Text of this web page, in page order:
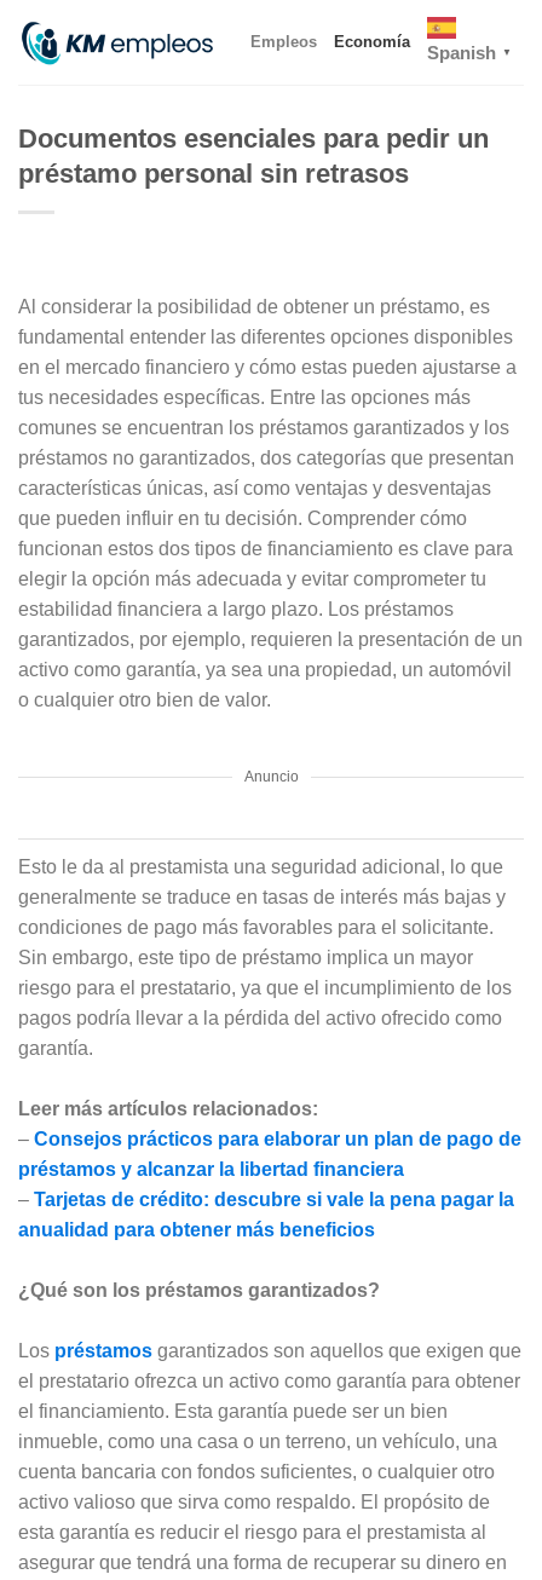
Empleos Economía
Spanish ▼
Documentos esenciales para pedir un
préstamo personal sin retrasos
Al considerar la posibilidad de obtener un préstamo, es
fundamental entender las diferentes opciones disponibles
en el mercado financiero y cómo estas pueden ajustarse a
tus necesidades específicas. Entre las opciones más
comunes se encuentran los préstamos garantizados y los
préstamos no garantizados, dos categorías que presentan
características únicas, así como ventajas y desventajas
que pueden influir en tu decisión. Comprender cómo
funcionan estos dos tipos de financiamiento es clave para
elegir la opción más adecuada y evitar comprometer tu
estabilidad financiera a largo plazo. Los préstamos
garantizados, por ejemplo, requieren la presentación de un
activo como garantía, ya sea una propiedad, un automóvil
o cualquier otro bien de valor.
Anuncio
Esto le da al prestamista una seguridad adicional, lo que
generalmente se traduce en tasas de interés más bajas y
condiciones de pago más favorables para el solicitante.
Sin embargo, este tipo de préstamo implica un mayor
riesgo para el prestatario, ya que el incumplimiento de los
pagos podría llevar a la pérdida del activo ofrecido como
garantía.
Leer más artículos relacionados:
– Consejos prácticos para elaborar un plan de pago de
préstamos y alcanzar la libertad financiera
– Tarjetas de crédito: descubre si vale la pena pagar la
anualidad para obtener más beneficios
¿Qué son los préstamos garantizados?
Los préstamos garantizados son aquellos que exigen que
el prestatario ofrezca un activo como garantía para obtener
el financiamiento. Esta garantía puede ser un bien
inmueble, como una casa o un terreno, un vehículo, una
cuenta bancaria con fondos suficientes, o cualquier otro
activo valioso que sirva como respaldo. El propósito de
esta garantía es reducir el riesgo para el prestamista al
asegurar que tendrá una forma de recuperar su dinero en